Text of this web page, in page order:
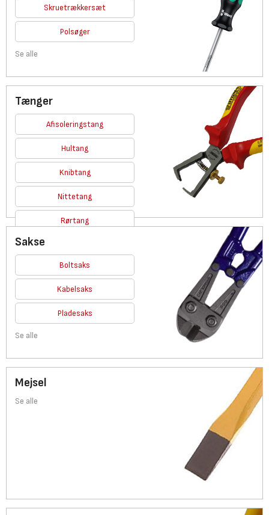
Skruetrækkersæt
Polsøger
Se alle
Tænger
Afisoleringstang
Hultang
Knibtang
Nittetang
Rørtang
Se alle
Sakse
Boltsaks
Kabelsaks
Pladesaks
Se alle
Mejsel
Se alle